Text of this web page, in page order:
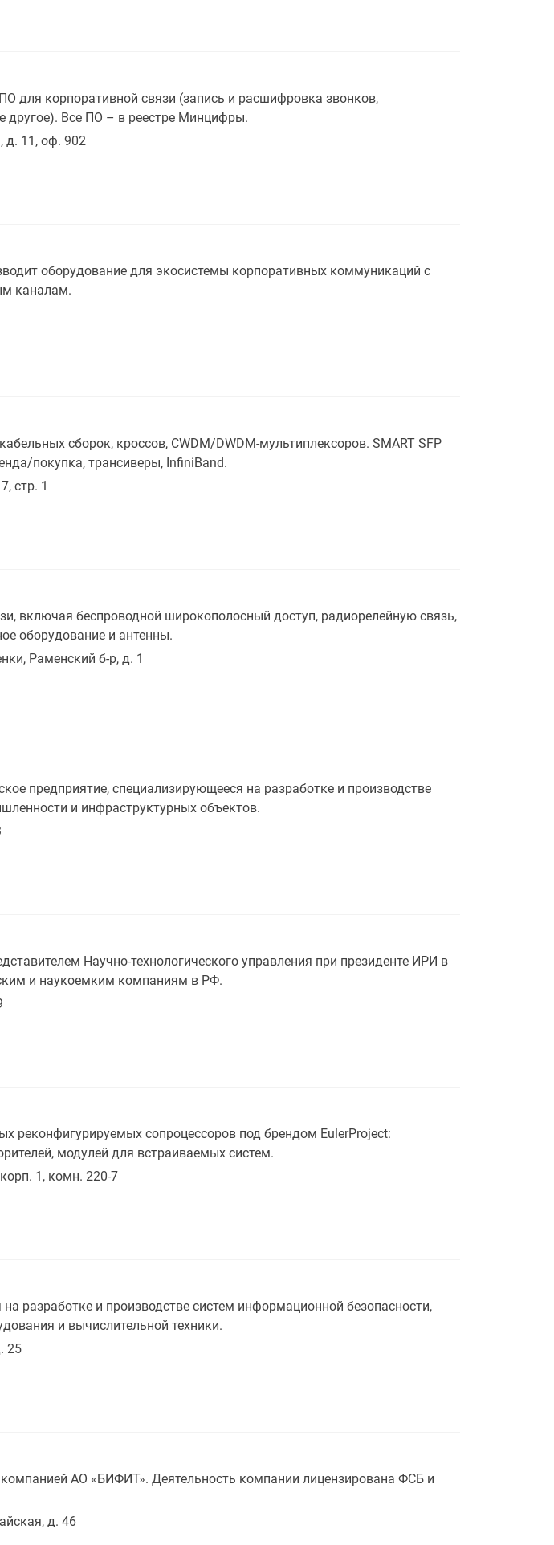
для корпоративной связи (запись и расшифровка звонков,
другое). Все ПО – в реестре Минцифры.
д. 11, оф. 902
оборудование для экосистемы корпоративных коммуникаций с
каналам.
сборок, кроссов, CWDM/DWDM-мультиплексоров. SMART SFP
покупка, трансиверы, InfiniBand.
стр. 1
включая беспроводной широкополосный доступ, радиорелейную связь,
оборудование и антенны.
Раменский б-р, д. 1
предприятие, специализирующееся на разработке и производстве
и инфраструктурных объектов.
Научно-технологического управления при президенте ИРИ в
и наукоемким компаниям в РФ.
реконфигурируемых сопроцессоров под брендом EulerProject:
модулей для встраиваемых систем.
1, комн. 220-7
разработке и производстве систем информационной безопасности,
и вычислительной техники.
25
компанией AO «БИФИТ». Деятельность компании лицензирована ФСБ и
д. 46